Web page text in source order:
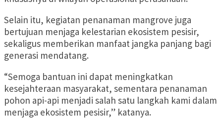
Selain itu, kegiatan penanaman mangrove juga
bertujuan menjaga kelestarian ekosistem pesisir,
sekaligus memberikan manfaat jangka panjang bagi
generasi mendatang.
“Semoga bantuan ini dapat meningkatkan
kesejahteraan masyarakat, sementara penanaman
pohon api-api menjadi salah satu langkah kami dalam
menjaga ekosistem pesisir,” katanya.